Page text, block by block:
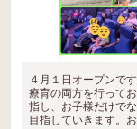
４月１日オープンで
療育の両方を行って
指し、お子様だけで
目指していきます。